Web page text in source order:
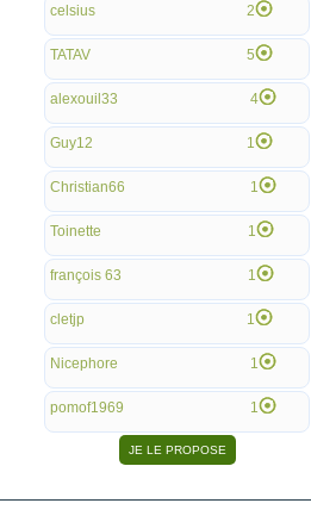
celsius 2
TATAV 5
alexouil33 4
Guy12 1
Christian66 1
Toinette 1
françois 63 1
cletjp 1
Nicephore 1
pomof1969 1